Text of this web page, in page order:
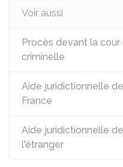
Voir aussi
Procès devant la cour
criminelle
Aide juridictionnelle
France
Aide juridictionnelle
l'étranger